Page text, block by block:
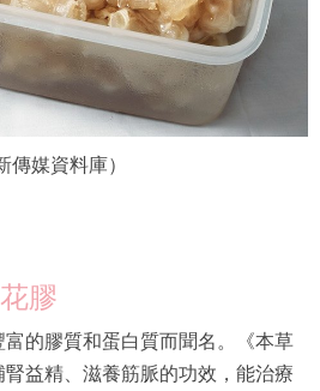
傳媒資料庫）
膠
的膠質和蛋白質而聞名。《本草
益精、滋養筋脈的功效，能治療